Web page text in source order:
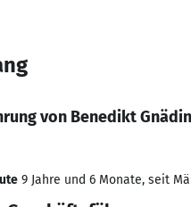
von Benedikt
9 Jahre und 6 Monate, seit